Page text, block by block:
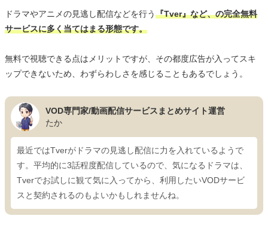
ドラマやアニメの見逃し配信などを行う『Tver』など、の完全無料
サービスに多く当てはまる形態です。
無料で視聴できる点はメリットですが、その都度広告が入ってスキ
ップできないため、わずらわしさを感じることもあるでしょう。
VOD専門家/動画配信サービスまとめサイト運営
たか
最近ではTverがドラマの見逃し配信に力を入れているようで
す。平均的に3話程度配信しているので、気になるドラマは、
Tverでお試しに観て気に入ってから、利用したいVODサービ
スと契約されるのもよいかもしれませんね。